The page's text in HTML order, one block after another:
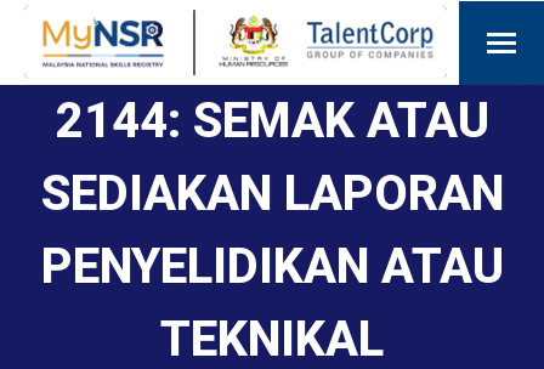
2144: SEMAK ATAU
SEDIAKAN LAPORAN
PENYELIDIKAN ATAU
TEKNIKAL